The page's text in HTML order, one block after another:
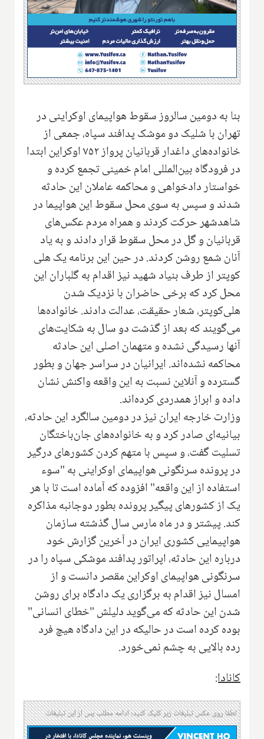
بنا به دومین سالروز سقوط هواپیمای اوکراینی در
تهران با شلیک دو موشک پدافند سپاه، جمعی از
خانواده‌های داغدار قربانیان پرواز ۷۵۲ اوکراین ابتدا
در فرودگاه بین‌المللی امام خمینی تجمع کرده و
خواستار دادخواهی و محاکمه عاملان این حادثه
شدند و سپس به سوی محل سقوط این هواپیما در
شاهدشهر حرکت کردند و همراه مردم عکس‌های
قربانیان و گل در محل سقوط قرار دادند و به یاد
آنان شمع روشن کردند. در حین این برنامه یک هلی
کوپتر از طرف بنیاد شهید نیز اقدام به گلباران این
محل کرد که برخی حاضران با نزدیک شدن
هلی‌کوپتر، شعار حقیقت، عدالت دادند. خانواده‌ها
می‌گویند که بعد از گذشت دو سال به شکایت‌های
آنها رسیدگی نشده و متهمان اصلی این حادثه
محاکمه نشده‌اند. ایرانیان در سراسر جهان و بطور
گسترده و آنلاین نسبت به این واقعه واکنش نشان
داده و ابراز همدردی کرده‌اند.
وزارت خارجه ایران نیز در دومین سالگرد این حادثه،
بیانیه‌ای صادر کرد و به خانواده‌های جان‌باختگان
تسلیت گفت، و سپس با متهم کردن کشورهای درگیر
در پرونده سرنگونی هواپیمای اوکراینی به "سوء
استفاده از این واقعه" افزوده که آماده است تا با هر
یک از کشورهای پیگیر پرونده بطور دوجانبه مذاکره
کند. پیشتر و در ماه مارس سال گذشته سازمان
هواپیمایی کشوری ایران در آخرین گزارش خود
درباره این حادثه، اپراتور پدافند موشکی سپاه را در
سرنگونی هواپیمای اوکراین مقصر دانست و از
امسال نیز اقدام به برگزاری یک دادگاه برای روشن
شدن این حادثه که می‌گوید دلیلش "خطای انسانی"
بوده کرده است در حالیکه در این دادگاه هیچ فرد
رده بالایی به چشم نمی‌خورد.
کانادا:
لطفا روی عکس تبلیغات زیر کلیک کنید؛ ادامه مطلب پس از این تبلیغات